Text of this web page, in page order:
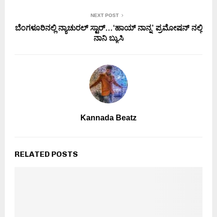
NEXT POST
ಬೆಂಗಳೂರಿನಲ್ಲಿ ನ್ಯಾಚುರಲ್ ಸ್ಟಾರ್…‘ಹಾಯ್ ನಾನ್ನ’ ಪ್ರಮೋಷನ್ ನಲ್ಲಿ
ನಾನಿ ಬ್ಯುಸಿ
Kannada Beatz
RELATED POSTS